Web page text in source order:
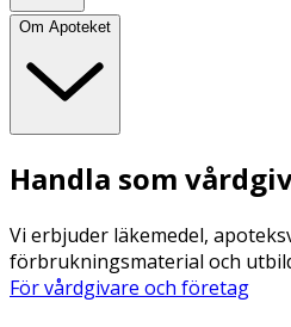
Om Apoteket
Handla som
Vi erbjuder läkemedel,
förbrukningsmaterial och
För vårdgivare och företag